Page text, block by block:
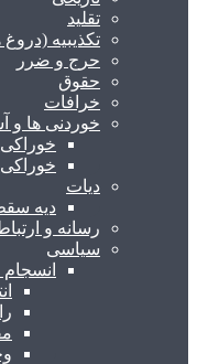
تقلید
تکذیبیه
حرج و ضرر
حقوق
خرافات
خوردنی ها و
خوراکی
خوراکی
دیات
دیه
رسانه و
سیاسی